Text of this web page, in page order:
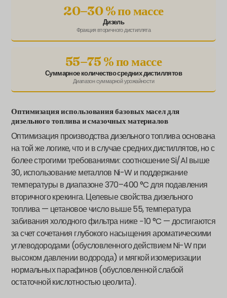
20–30 % по массе
Дизель
Фракция вторичного дистиллята
55–75 % по массе
Суммарное количество средних дистиллятов
Диапазон суммарной урожайности
Оптимизация использования базовых масел для
дизельного топлива и смазочных материалов
Оптимизация производства дизельного топлива основана
на той же логике, что и в случае средних дистиллятов, но с
более строгими требованиями: соотношение Si/Al выше
30, использование металлов Ni-W и поддержание
температуры в диапазоне 370–400 °C для подавления
вторичного крекинга. Целевые свойства дизельного
топлива — цетановое число выше 55, температура
забивания холодного фильтра ниже −10 °C — достигаются
за счет сочетания глубокого насыщения ароматическими
углеводородами (обусловленного действием Ni-W при
высоком давлении водорода) и мягкой изомеризации
нормальных парафинов (обусловленной слабой
остаточной кислотностью цеолита).